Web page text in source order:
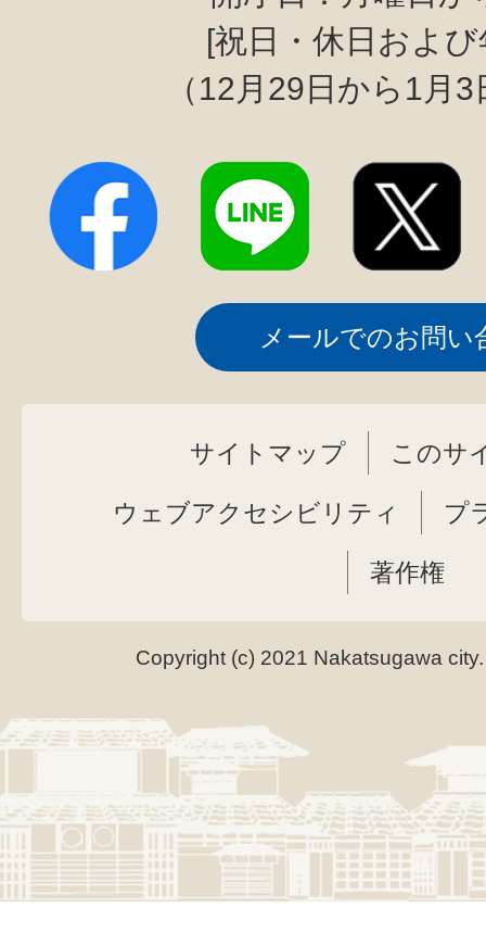
[祝日・休日およ
（12月29日から1月
メールでのお問い
サイトマップ このサ
ウェブアクセシビリティ プ
著作権
Copyright (c) 2021 Nakatsugawa